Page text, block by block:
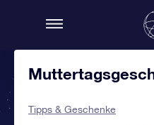
Tipps & Geschenke